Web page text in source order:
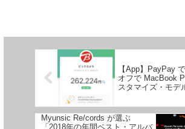
【App】PayPay
オフで MacBook
スタマイズ・モデ
Myunsic Re/cords が選ぶ
「2018年の年間ベスト・アルバ